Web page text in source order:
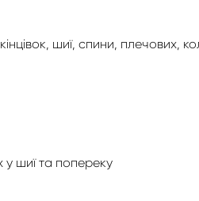
шиї, спини, плечових,
у шиї та попереку